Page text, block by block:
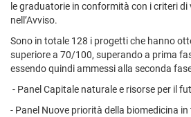
le graduatorie in conformità con i criteri
nell’Avviso.
Sono in totale 128 i progetti che hanno
superiore a 70/100, superando a prima
essendo quindi ammessi alla seconda
- Panel Capitale naturale e risorse per il
- Panel Nuove priorità della biomedicina